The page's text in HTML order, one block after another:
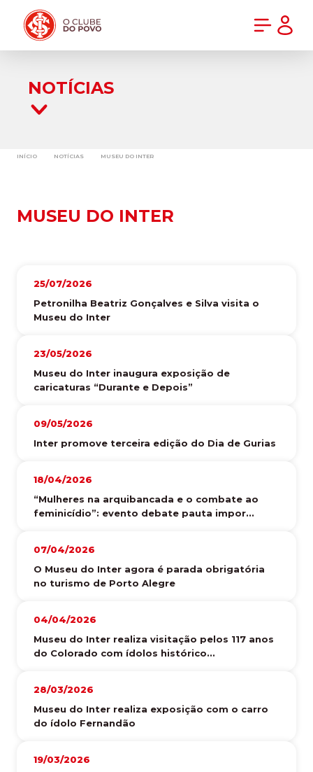
NOTÍCIAS
INÍCIO NOTÍCIAS MUSEU DO INTER
MUSEU DO INTER
25/07/2026
Petronilha Beatriz Gonçalves e Silva visita o
Museu do Inter
23/05/2026
Museu do Inter inaugura exposição de
caricaturas “Durante e Depois”
09/05/2026
Inter promove terceira edição do Dia de Gurias
18/04/2026
“Mulheres na arquibancada e o combate ao
feminicídio”: evento debate pauta impor...
07/04/2026
O Museu do Inter agora é parada obrigatória
no turismo de Porto Alegre
04/04/2026
Museu do Inter realiza visitação pelos 117 anos
do Colorado com ídolos histórico...
28/03/2026
Museu do Inter realiza exposição com o carro
do ídolo Fernandão
19/03/2026